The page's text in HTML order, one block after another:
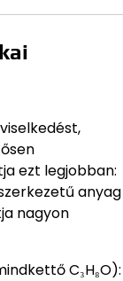
ezt legjobban:
anyag
nagyon
C₃H₈O):